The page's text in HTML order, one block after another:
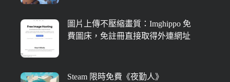
圖片上傳不壓縮畫質：Imghippo 免
費圖床，免註冊直接取得外連網址
Steam 限時免費《夜勤人》